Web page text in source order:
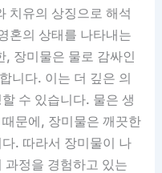
치유의 상징으로 해석
혼의 상태를 나타내는
, 장미물은 물로 감싸인
니다. 이는 더 깊은 의
수 있습니다. 물은 생
문에, 장미물은 깨끗한
. 따라서 장미물이 나
과정을 경험하고 있는